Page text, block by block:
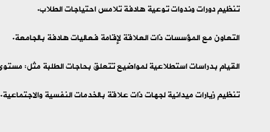
تنظيم دورات وندوات توعية هادفة تلامس احتياجات الطلاب.
التعاون مع المؤسسات ذات العلاقة لإقامة فعاليات هادفة بالجامعة.
القيام بدراسات استطلاعية لمواضيع تتعلق بحاجات الطلبة مثل:
تنظيم زيارات ميدانية لجهات ذات علاقة بالخدمات النفسية والاجتماعية.